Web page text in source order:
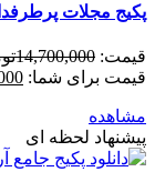
پکیج مجلات
قیمت: 14,700,000
قیمت برای شما:
مشاهده
پیشنهاد لحظه ای